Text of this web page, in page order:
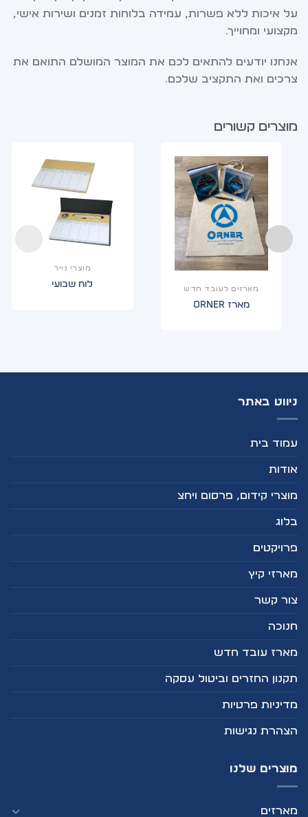
על איכות ללא פשרות, עמידה בלוחות זמנים ושירות אישי,
מקצועי ומחוייך.
אנחנו יודעים להתאים לכם את המוצר המושלם התואם את
צרכים ואת התקציב שלכם.
מוצרים קשורים
מוצרי נייר
לוח שבועי מארזים לעובד חדש
מארז ORNER
ניווט באתר
עמוד בית
אודות
מוצרי קידום, פרסום ויחצ
בלוג
פרויקטים
מארזי קיץ
צור קשר
חנוכה
מארז עובד חדש
תקנון החזרים וביטול עסקה
מדיניות פרטיות
הצהרת נגישות
מוצרים שלנו
מארזים